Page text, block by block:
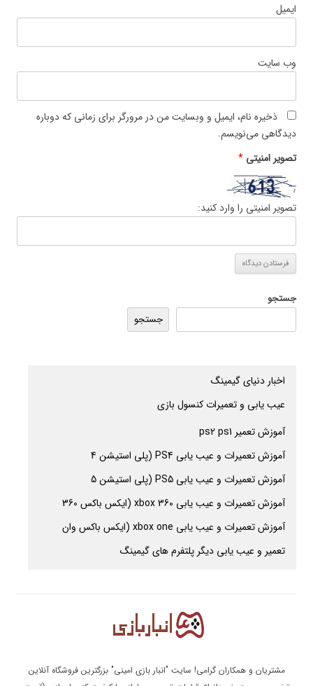
ایمیل
وب‌ سایت
ذخیره نام، ایمیل و وبسایت من در مرورگر برای زمانی که دوباره
دیدگاهی می‌نویسم.
تصویر امنیتی *
تصویر امنیتی را وارد کنید:
جستجو
جستجو
اخبار دنیای گیمینگ
عیب یابی و تعمیرات کنسول بازی
آموزش تعمیر ps2 ps1
آموزش تعمیرات و عیب یابی PS4 (پلی استیشن 4
آموزش تعمیرات و عیب یابی PS5 (پلی استیشن 5
آموزش تعمیرات و عیب یابی xbox 360 (ایکس باکس 360
آموزش تعمیرات و عیب یابی xbox one (ایکس باکس وان
تعمیر و عیب یابی دیگر پلتفرم های گیمینگ
مشتریان و همکاران گرامی! سایت "انبار بازی امینی" بزرگترین فروشگاه آنلاین